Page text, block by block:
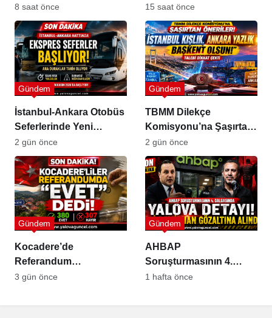
Gölette Kalkış
Yapamadı!
8 saat önce
Medyada Büyük Yankı
Uyandırdı
15 saat önce
İstanbul-Ankara Otobüs
Seferlerinde Yeni
Dönem
Gündem
2 gün önce
TBMM Dilekçe
Komisyonu’na Şaşırtan
Öneriler
Gündem
2 gün önce
Kocadere’de
Referandum
Sonuçlandı: Sandıktan
Gündem
3 gün önce
AHBAP
Soruşturmasının 4.
Dalgasında Yalova
Gündem
1 hafta önce